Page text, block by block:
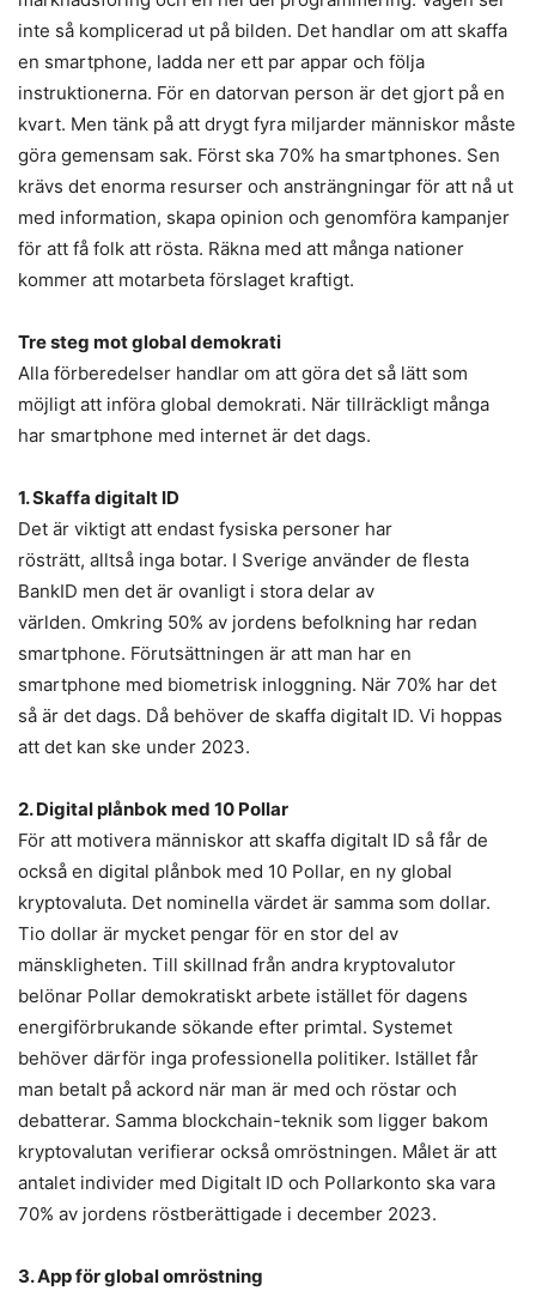
inte så komplicerad ut på bilden. Det handlar om att skaffa
en smartphone, ladda ner ett par appar och följa
instruktionerna. För en datorvan person är det gjort på en
kvart. Men tänk på att drygt fyra miljarder människor måste
göra gemensam sak. Först ska 70% ha smartphones. Sen
krävs det enorma resurser och ansträngningar för att nå ut
med information, skapa opinion och genomföra kampanjer
för att få folk att rösta. Räkna med att många nationer
kommer att motarbeta förslaget kraftigt.
Tre steg mot global demokrati
Alla förberedelser handlar om att göra det så lätt som
möjligt att införa global demokrati. När tillräckligt många
har smartphone med internet är det dags.
1. Skaffa digitalt ID
Det är viktigt att endast fysiska personer har
rösträtt, alltså inga botar. I Sverige använder de flesta
BankID men det är ovanligt i stora delar av
världen. Omkring 50% av jordens befolkning har redan
smartphone. Förutsättningen är att man har en
smartphone med biometrisk inloggning. När 70% har det
så är det dags. Då behöver de skaffa digitalt ID. Vi hoppas
att det kan ske under 2023.
2. Digital plånbok med 10 Pollar
För att motivera människor att skaffa digitalt ID så får de
också en digital plånbok med 10 Pollar, en ny global
kryptovaluta. Det nominella värdet är samma som dollar.
Tio dollar är mycket pengar för en stor del av
mänskligheten. Till skillnad från andra kryptovalutor
belönar Pollar demokratiskt arbete istället för dagens
energiförbrukande sökande efter primtal. Systemet
behöver därför inga professionella politiker. Istället får
man betalt på ackord när man är med och röstar och
debatterar. Samma blockchain-teknik som ligger bakom
kryptovalutan verifierar också omröstningen. Målet är att
antalet individer med Digitalt ID och Pollarkonto ska vara
70% av jordens röstberättigade i december 2023.
3. App för global omröstning